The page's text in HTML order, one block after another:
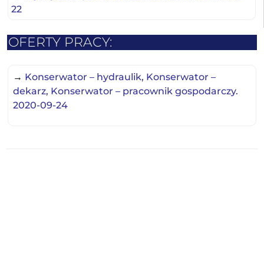
22
OFERTY PRACY:
→ Konserwator – hydraulik, Konserwator –
dekarz, Konserwator – pracownik gospodarczy.
2020-09-24